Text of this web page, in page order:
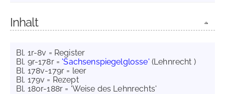
Inhalt
Bl. 1r-8v = Register
Bl. 9r-178r = 'Sachsenspiegelglosse' (Lehnrecht )
Bl. 178v-179r = leer
Bl. 179v = Rezept
Bl. 180r-188r = 'Weise des Lehnrechts'